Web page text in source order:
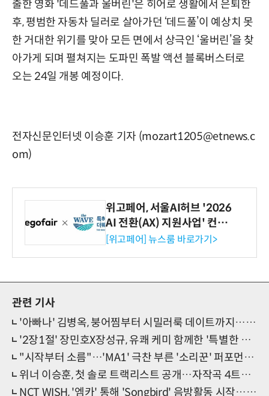
출한 영화 '데드풀과 울버린'은 히어로 생활에서 은퇴한
후, 평범한 자동차 딜러로 살아가던 ‘데드풀’이 예상치 못
한 거대한 위기를 맞아 모든 면에서 상극인 ‘울버린’을 찾
아가게 되며 펼쳐지는 도파민 폭발 액션 블록버스터로
오는 24일 개봉 예정이다.
전자신문인터넷 이승훈 기자 (mozart1205@etnews.c
om)
위고페어, 서울AI허브 '2026
AI 전환(AX) 지원사업' 컨소
시엄 선정
[위고페어] 뉴스룸 바로가기>
관련 기사
'아빠나' 김병옥, 붕어찜부터 시밀러룩 데이트까지…'노력형 아빠'
'2장1절' 장민호X장성규, 유쾌 케미 함께한 '특별한 이야기'
"시작부터 소름"…'MA1' 극찬 부른 '소리꾼' 퍼포먼스 눈길
위너 이승훈, 첫 솔로 트랙리스트 공개…자작곡 4트랙, 송민호 지원사격
NCT WISH, '엠카' 통해 'Songbird' 음방활동 시작…청량감 '위시풀' 에너지 선사